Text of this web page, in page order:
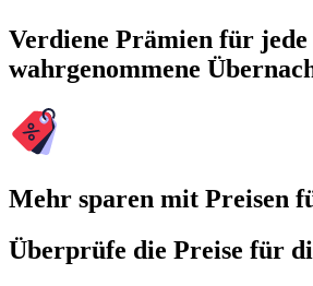
Verdiene Prämien für jede
wahrgenommene
Mehr sparen mit Preisen
Überprüfe die Preise für